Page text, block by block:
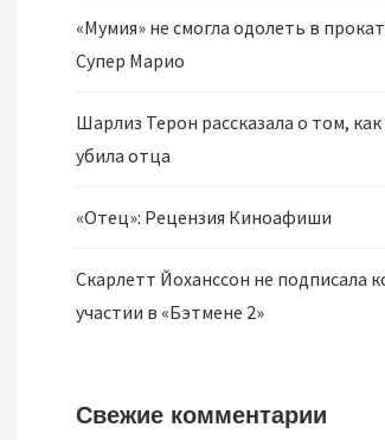
«Мумия» не смогла одолеть в
Супер Марио
Шарлиз Терон рассказала о том,
убила отца
«Отец»: Рецензия Киноафиши
Скарлетт Йоханссон не подписала
участии в «Бэтмене 2»
Свежие комментарии